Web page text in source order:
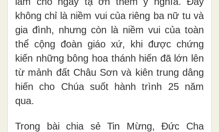
không chỉ là niềm vui của riêng ba nữ tu và
gia đình, nhưng còn là niềm vui của toàn
thể cộng đoàn giáo xứ, khi được chứng
kiến những bông hoa thánh hiến đã lớn lên
từ mảnh đất Châu Sơn và kiên trung dâng
hiến cho Chúa suốt hành trình 25 năm
qua.
Trong bài chia sẻ Tin Mừng, Đức Cha